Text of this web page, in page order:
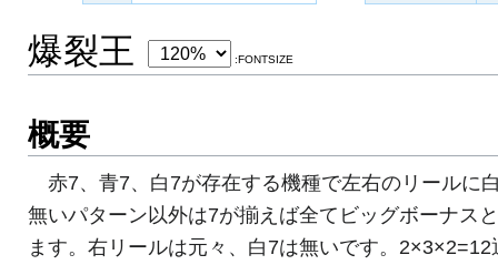
爆裂王 :FONTSIZE
概要
赤7、青7、白7が存在する機種で左右のリールに
無いパターン以外は7が揃えば全てビッグボーナス
ます。右リールは元々、白7は無いです。2×3×2=12